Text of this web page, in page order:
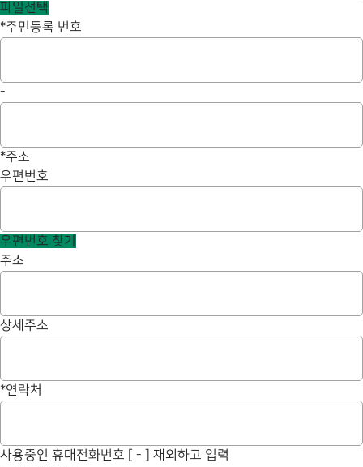
파일선택
*주민등록 번호
-
*주소
우편번호
우편번호 찾기
주소
상세주소
*연락처
사용중인 휴대전화번호 [ - ] 재외하고 입력